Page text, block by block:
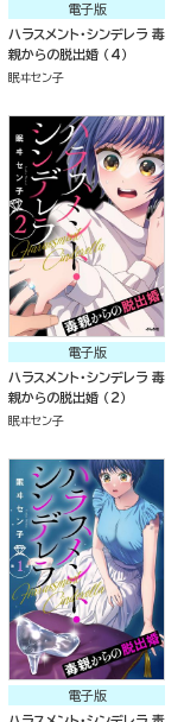
電子版
ハラスメント・シンデレラ 毒
親からの脱出婚 （4）
眠ヰセン子
電子版
ハラスメント・シンデレラ 毒
親からの脱出婚 （2）
眠ヰセン子
電子版